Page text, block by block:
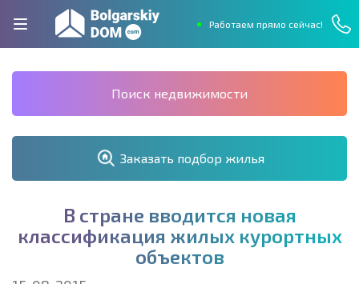
Работаем прямо сейчас!
Поиск недвижимости
Заказать подбор жилья
В стране вводится новая
классификация жилых курортных
объектов